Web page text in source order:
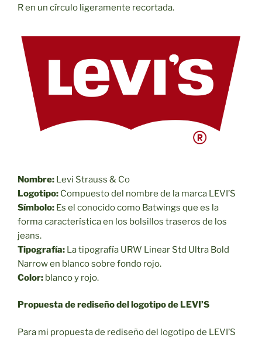
R en un círculo ligeramente recortada.
Nombre: Levi Strauss & Co
Logotipo: Compuesto del nombre de la marca LEVI’S
Símbolo: Es el conocido como Batwings que es la
forma característica en los bolsillos traseros de los
jeans.
Tipografía: La tipografía URW Linear Std Ultra Bold
Narrow en blanco sobre fondo rojo.
Color: blanco y rojo.
Propuesta de rediseño del logotipo de LEVI’S
Para mi propuesta de rediseño del logotipo de LEVI’S